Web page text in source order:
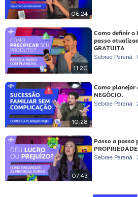
06:24
11:20
Como definir o
passo
GRATUITA
Sebrae Paraná
10:28
Como planejar
NEGÓCIO.
Sebrae Paraná
07:43
Passo a passo
Sebrae Paraná